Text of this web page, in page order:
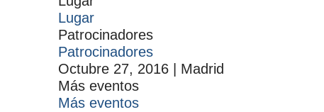
Lugar
Patrocinadores
Patrocinadores
Octubre 27, 2016
Madrid
Más eventos
Más eventos